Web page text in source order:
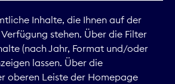
Digitales
Kommunikation
Inhalte, die Ihnen auf der
stehen. Über die Filter
(nach Jahr, Format und/oder
lassen. Über die
oberen Leiste der Homepage